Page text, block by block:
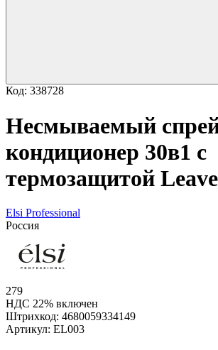
Код: 338728
Несмываемый
кондиционер 30в1 с
термозащитой
Elsi Professional
Россия
279
НДС 22% включен
Штрихкод: 4680059334149
Артикул: EL003